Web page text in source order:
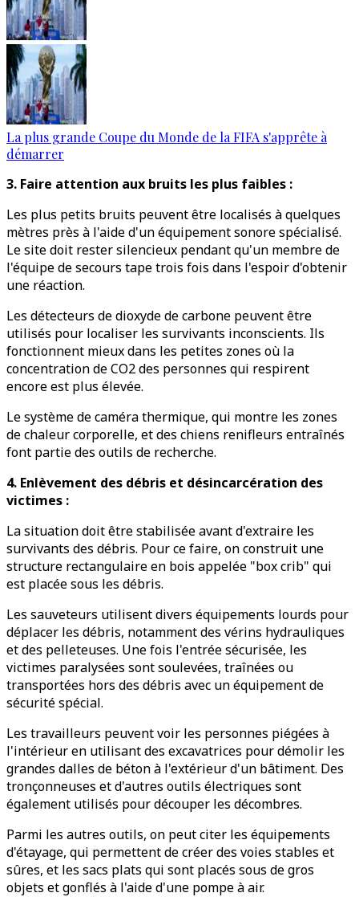
La plus grande Coupe du Monde de la FIFA s'apprête à
démarrer
3. Faire attention aux bruits les plus faibles :
Les plus petits bruits peuvent être localisés à quelques
mètres près à l'aide d'un équipement sonore spécialisé.
Le site doit rester silencieux pendant qu'un membre de
l'équipe de secours tape trois fois dans l'espoir d'obtenir
une réaction.
Les détecteurs de dioxyde de carbone peuvent être
utilisés pour localiser les survivants inconscients. Ils
fonctionnent mieux dans les petites zones où la
concentration de CO2 des personnes qui respirent
encore est plus élevée.
Le système de caméra thermique, qui montre les zones
de chaleur corporelle, et des chiens renifleurs entraînés
font partie des outils de recherche.
4. Enlèvement des débris et désincarcération des
victimes :
La situation doit être stabilisée avant d'extraire les
survivants des débris. Pour ce faire, on construit une
structure rectangulaire en bois appelée "box crib" qui
est placée sous les débris.
Les sauveteurs utilisent divers équipements lourds pour
déplacer les débris, notamment des vérins hydrauliques
et des pelleteuses. Une fois l'entrée sécurisée, les
victimes paralysées sont soulevées, traînées ou
transportées hors des débris avec un équipement de
sécurité spécial.
Les travailleurs peuvent voir les personnes piégées à
l'intérieur en utilisant des excavatrices pour démolir les
grandes dalles de béton à l'extérieur d'un bâtiment. Des
tronçonneuses et d'autres outils électriques sont
également utilisés pour découper les décombres.
Parmi les autres outils, on peut citer les équipements
d'étayage, qui permettent de créer des voies stables et
sûres, et les sacs plats qui sont placés sous de gros
objets et gonflés à l'aide d'une pompe à air.